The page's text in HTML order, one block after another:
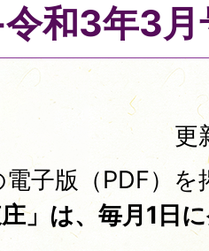
和3年3
更
子版（PDF）
」は、毎月1日